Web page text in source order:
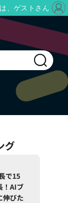
グ
で15
！AIブ
伸びた
、ゲストさん